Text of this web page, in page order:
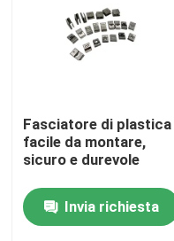
Fasciatore di plastica
facile da montare,
sicuro e durevole
Invia richiesta